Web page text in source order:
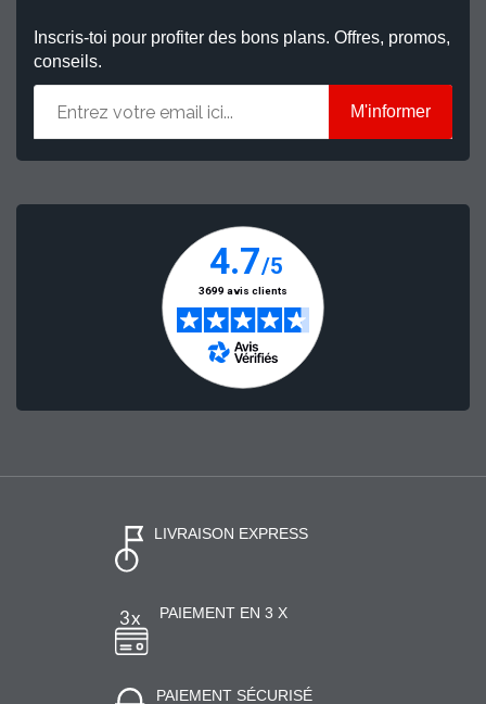
Inscris-toi pour profiter des bons plans. Offres, promos,
conseils.
M'informer
LIVRAISON EXPRESS
PAIEMENT EN 3 X
PAIEMENT SÉCURISÉ